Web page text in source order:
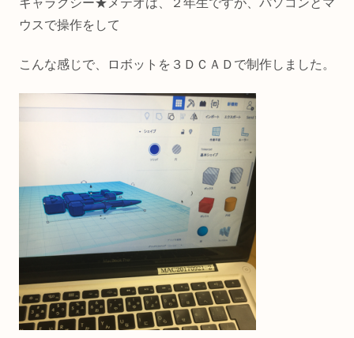
ウスで操作をして
こんな感じで、ロボットを３ＤＣＡＤで制作しました。